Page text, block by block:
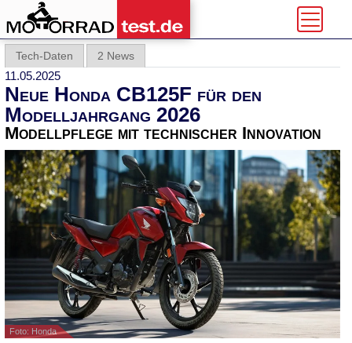
Tech-Daten 2 News
11.05.2025
Neue Honda CB125F für den
Modelljahrgang 2026
Modellpflege mit technischer Innovation
Foto: Honda